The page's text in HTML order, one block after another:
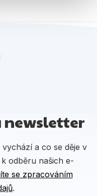
a co se děje v
odběru našich e-
se zpracováním
.